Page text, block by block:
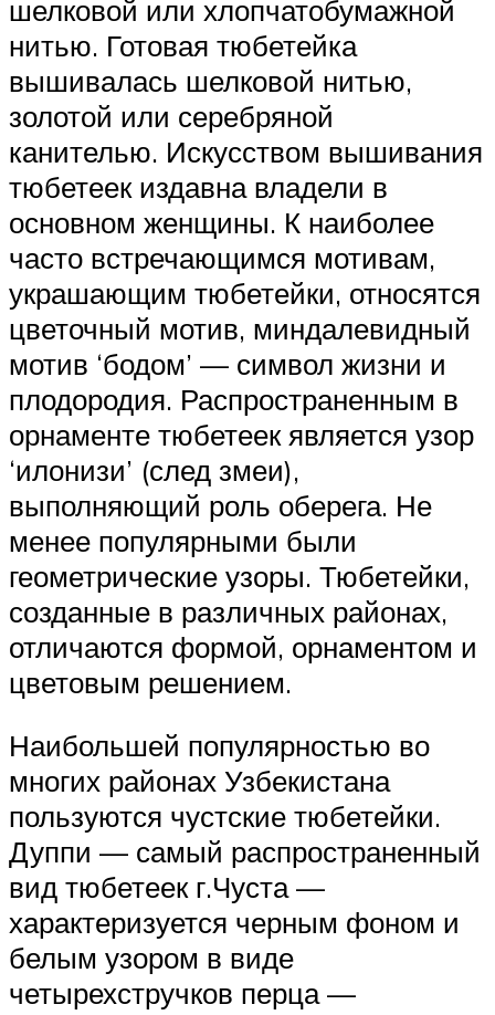
шелковой или хлопчатобумажной
нитью. Готовая тюбетейка
вышивалась шелковой нитью,
золотой или серебряной
канителью. Искусством вышивания
тюбетеек издавна владели в
основном женщины. К наиболее
часто встречающимся мотивам,
украшающим тюбетейки, относятся
цветочный мотив, миндалевидный
мотив ‘бодом’ — символ жизни и
плодородия. Распространенным в
орнаменте тюбетеек является узор
‘илонизи’ (след змеи),
выполняющий роль оберега. Не
менее популярными были
геометрические узоры. Тюбетейки,
созданные в различных районах,
отличаются формой, орнаментом и
цветовым решением.
Наибольшей популярностью во
многих районах Узбекистана
пользуются чустские тюбетейки.
Дуппи — самый распространенный
вид тюбетеек г.Чуста —
характеризуется черным фоном и
белым узором в виде
четырехстручков перца —